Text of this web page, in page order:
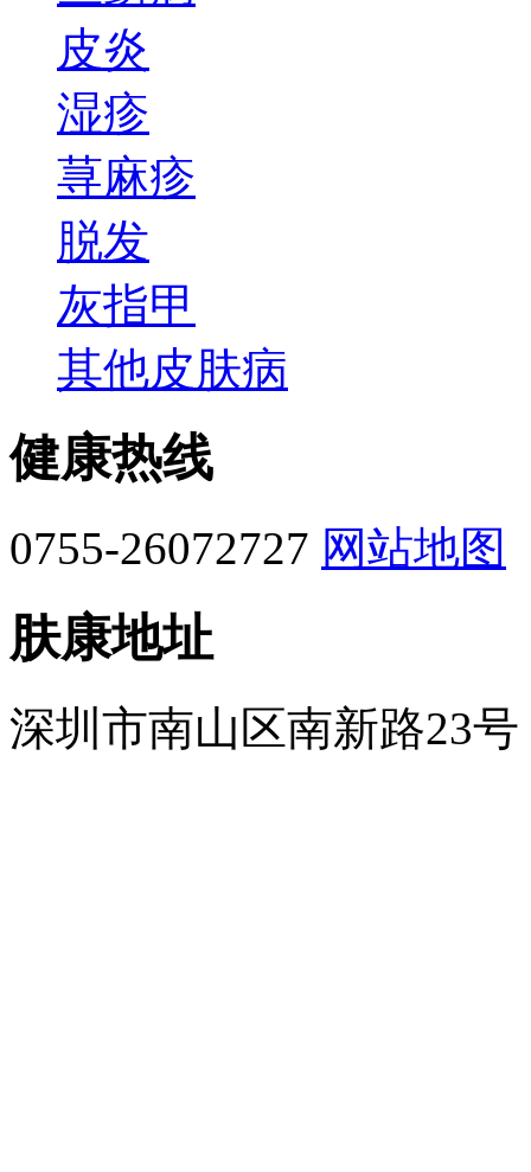
皮炎
湿疹
荨麻疹
脱发
灰指甲
其他皮肤病
健康热线
0755-26072727 网站地图
肤康地址
深圳市南山区南新路23